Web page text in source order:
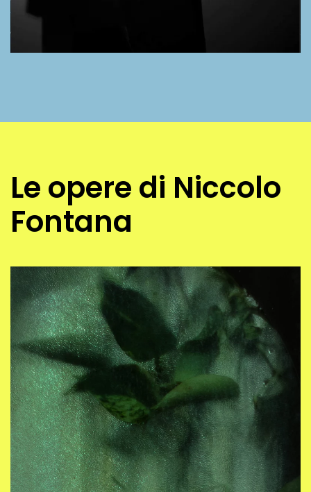
Le opere di Niccolo
Fontana
2023, fotografia digitale su carta cotone fine-art 350
gr, 59,5 x 41 cm